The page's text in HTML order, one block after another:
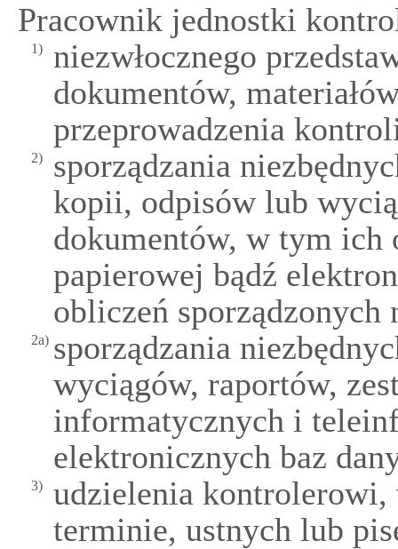
Pracownik jednostki
1)
niezwłocznego
dokumentów,
przeprowadzenia
2)
sporządzania
kopii, odpisów lub
dokumentów, w tym ich
papierowej bądź
obliczeń sporządzonych
2a) sporządzania
wyciągów, raportów,
informatycznych i
elektronicznych baz
3)
udzielenia kontrolerowi,
terminie, ustnych lub